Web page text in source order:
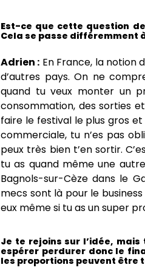
Est-ce que cette question
Cela se passe différemment
Adrien : En France, la
d’autres pays. On ne
quand tu veux monter un
consommation, des sorties
faire le festival le plus gros et
commerciale, tu n’es pas
peux très bien t’en sortir.
tu as quand même une
Bagnols-sur-Cèze dans le
mecs sont là pour le
eux même si tu as un super
Je te rejoins sur l’idée,
espérer perdurer donc le
les proportions peuvent être